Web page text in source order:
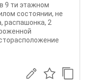
9 ти этажном
состоянии, не
распашонка, 2